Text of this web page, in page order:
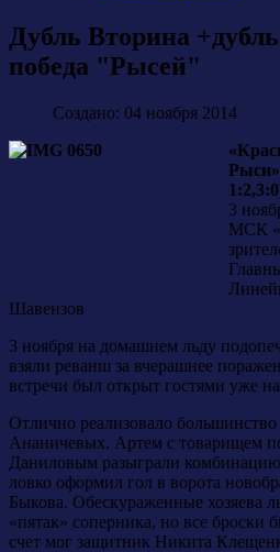
Дубль Вторина
победа "Рысей"
Создано: 04 ноября 2014
3
МСК
Шавензов
3 ноября на домашнем льду
взяли реванш за вчерашнее
встречи был открыт гостями уже
Отлично реализовало большинство
Ананичевых. Артем с товарищем
Даниловым разыграли
ловко оформил гол в ворота
Быкова. Обескураженные хозяева
«пятак» соперника, но все броски
счет мог защитник Никита